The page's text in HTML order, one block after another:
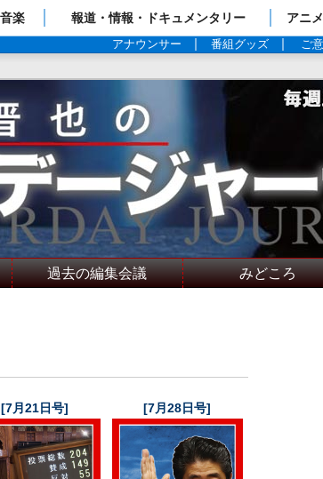
楽 報道・情報・ドキュメンタリー アニメ
アナウンサー 番組グッズ ご
過去の編集会議 みどころ
[7月21日号] [7月28日号]